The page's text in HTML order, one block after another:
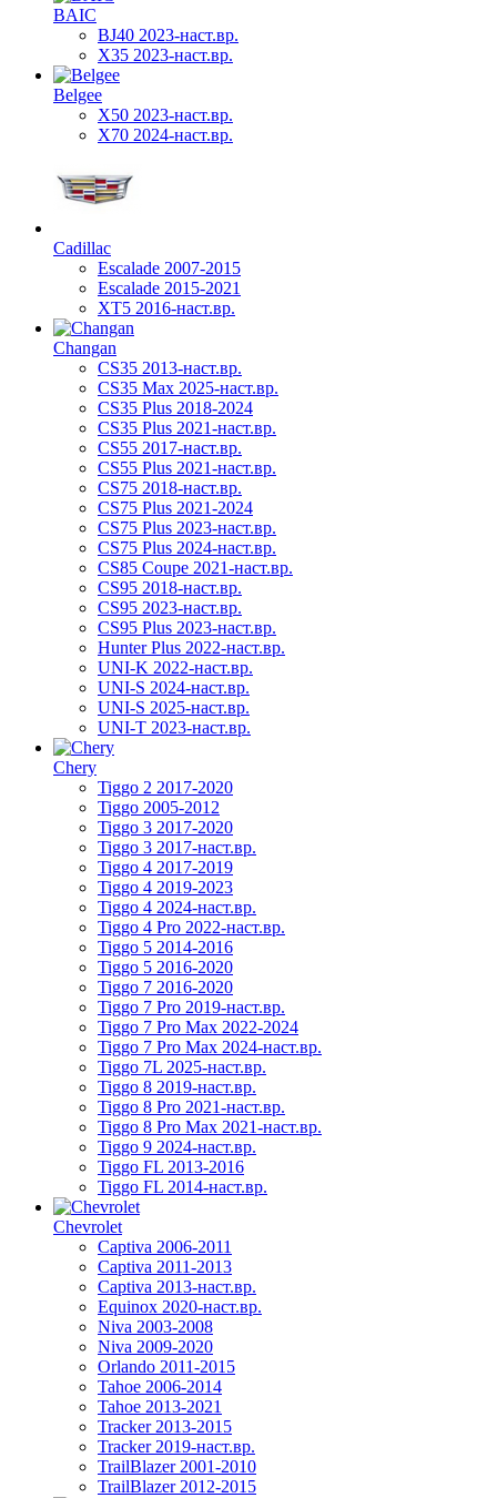
BAIC
BJ40 2023-наст.вр.
X35 2023-наст.вр.
Belgee
X50 2023-наст.вр.
X70 2024-наст.вр.
Cadillac
Escalade 2007-2015
Escalade 2015-2021
XT5 2016-наст.вр.
Changan
CS35 2013-наст.вр.
CS35 Max 2025-наст.вр.
CS35 Plus 2018-2024
CS35 Plus 2021-наст.вр.
CS55 2017-наст.вр.
CS55 Plus 2021-наст.вр.
CS75 2018-наст.вр.
CS75 Plus 2021-2024
CS75 Plus 2023-наст.вр.
CS75 Plus 2024-наст.вр.
CS85 Coupe 2021-наст.вр.
CS95 2018-наст.вр.
CS95 2023-наст.вр.
CS95 Plus 2023-наст.вр.
Hunter Plus 2022-наст.вр.
UNI-K 2022-наст.вр.
UNI-S 2024-наст.вр.
UNI-S 2025-наст.вр.
UNI-T 2023-наст.вр.
Chery
Tiggo 2 2017-2020
Tiggo 2005-2012
Tiggo 3 2017-2020
Tiggo 3 2017-наст.вр.
Tiggo 4 2017-2019
Tiggo 4 2019-2023
Tiggo 4 2024-наст.вр.
Tiggo 4 Pro 2022-наст.вр.
Tiggo 5 2014-2016
Tiggo 5 2016-2020
Tiggo 7 2016-2020
Tiggo 7 Pro 2019-наст.вр.
Tiggo 7 Pro Max 2022-2024
Tiggo 7 Pro Max 2024-наст.вр.
Tiggo 7L 2025-наст.вр.
Tiggo 8 2019-наст.вр.
Tiggo 8 Pro 2021-наст.вр.
Tiggo 8 Pro Max 2021-наст.вр.
Tiggo 9 2024-наст.вр.
Tiggo FL 2013-2016
Tiggo FL 2014-наст.вр.
Chevrolet
Captiva 2006-2011
Captiva 2011-2013
Captiva 2013-наст.вр.
Equinox 2020-наст.вр.
Niva 2003-2008
Niva 2009-2020
Orlando 2011-2015
Tahoe 2006-2014
Tahoe 2013-2021
Tracker 2013-2015
Tracker 2019-наст.вр.
TrailBlazer 2001-2010
TrailBlazer 2012-2015